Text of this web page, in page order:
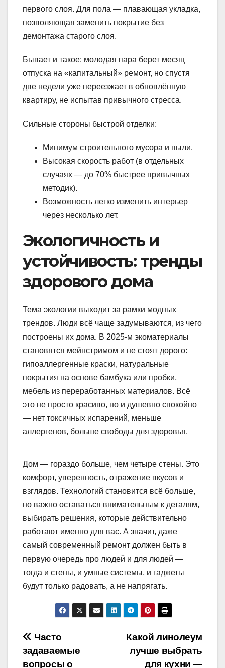
первого слоя. Для пола — плавающая укладка,
позволяющая заменить покрытие без
демонтажа старого слоя.
Бывает и такое: молодая пара берет месяц
отпуска на «капитальный» ремонт, но спустя
две недели уже переезжает в обновлённую
квартиру, не испытав привычного стресса.
Сильные стороны быстрой отделки:
Минимум строительного мусора и пыли.
Высокая скорость работ (в отдельных
случаях — до 70% быстрее привычных
методик).
Возможность легко изменить интерьер
через несколько лет.
Экологичность и
устойчивость: тренды
здорового дома
Тема экологии выходит за рамки модных
трендов. Люди всё чаще задумываются, из чего
построены их дома. В 2025-м экоматериалы
становятся мейнстримом и не стоят дорого:
гипоаллергенные краски, натуральные
покрытия на основе бамбука или пробки,
мебель из переработанных материалов. Всё
это не просто красиво, но и душевно спокойно
— нет токсичных испарений, меньше
аллергенов, больше свободы для здоровья.
Дом — гораздо больше, чем четыре стены. Это
комфорт, уверенность, отражение вкусов и
взглядов. Технологий становится всё больше,
но важно оставаться внимательным к деталям,
выбирать решения, которые действительно
работают именно для вас. А значит, даже
самый современный ремонт должен быть в
первую очередь про людей и для людей —
тогда и стены, и умные системы, и гаджеты
будут только радовать, а не напрягать.
Навигация
по
Какой линолеум
лучше выбрать
для кухни —
Часто
задаваемые
вопросы о